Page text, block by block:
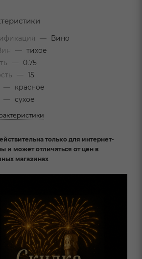
—
Вино
— тихое
—
0.75
— 15
—
красное
— сухое
только для интернет-
и может отличаться от цен в
магазинах